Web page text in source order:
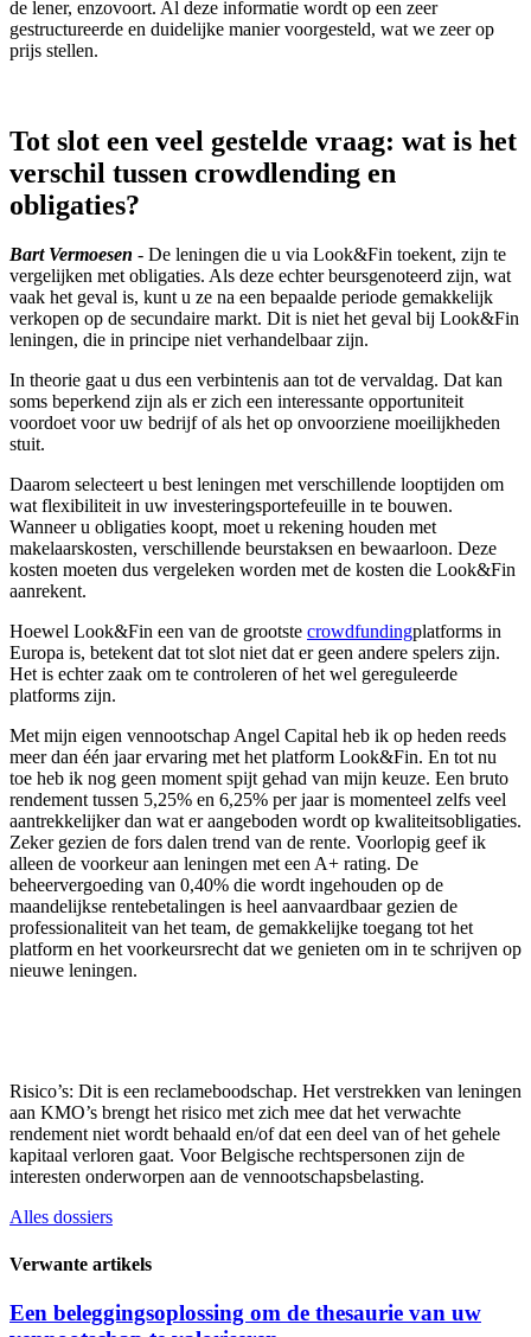
de lener, enzovoort. Al deze informatie wordt op een zeer
gestructureerde en duidelijke manier voorgesteld, wat we zeer op
prijs stellen.
Tot slot een veel gestelde vraag: wat is het
verschil tussen crowdlending en
obligaties?
Bart Vermoesen - De leningen die u via Look&Fin toekent, zijn te
vergelijken met obligaties. Als deze echter beursgenoteerd zijn, wat
vaak het geval is, kunt u ze na een bepaalde periode gemakkelijk
verkopen op de secundaire markt. Dit is niet het geval bij Look&Fin
leningen, die in principe niet verhandelbaar zijn.
In theorie gaat u dus een verbintenis aan tot de vervaldag. Dat kan
soms beperkend zijn als er zich een interessante opportuniteit
voordoet voor uw bedrijf of als het op onvoorziene moeilijkheden
stuit.
Daarom selecteert u best leningen met verschillende looptijden om
wat flexibiliteit in uw investeringsportefeuille in te bouwen.
Wanneer u obligaties koopt, moet u rekening houden met
makelaarskosten, verschillende beurstaksen en bewaarloon. Deze
kosten moeten dus vergeleken worden met de kosten die Look&Fin
aanrekent.
Hoewel Look&Fin een van de grootste crowdfundingplatforms in
Europa is, betekent dat tot slot niet dat er geen andere spelers zijn.
Het is echter zaak om te controleren of het wel gereguleerde
platforms zijn.
Met mijn eigen vennootschap Angel Capital heb ik op heden reeds
meer dan één jaar ervaring met het platform Look&Fin. En tot nu
toe heb ik nog geen moment spijt gehad van mijn keuze. Een bruto
rendement tussen 5,25% en 6,25% per jaar is momenteel zelfs veel
aantrekkelijker dan wat er aangeboden wordt op kwaliteitsobligaties.
Zeker gezien de fors dalen trend van de rente. Voorlopig geef ik
alleen de voorkeur aan leningen met een A+ rating. De
beheervergoeding van 0,40% die wordt ingehouden op de
maandelijkse rentebetalingen is heel aanvaardbaar gezien de
professionaliteit van het team, de gemakkelijke toegang tot het
platform en het voorkeursrecht dat we genieten om in te schrijven op
nieuwe leningen.
Risico’s: Dit is een reclameboodschap. Het verstrekken van leningen
aan KMO’s brengt het risico met zich mee dat het verwachte
rendement niet wordt behaald en/of dat een deel van of het gehele
kapitaal verloren gaat. Voor Belgische rechtspersonen zijn de
interesten onderworpen aan de vennootschapsbelasting.
Alles dossiers
Verwante artikels
Een beleggingsoplossing om de thesaurie van uw